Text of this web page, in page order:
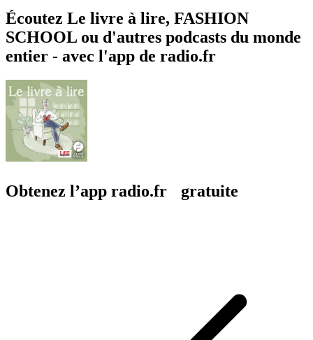
Écoutez Le livre à lire, FASHION
SCHOOL ou d'autres podcasts du monde
entier - avec l'app de radio.fr
Obtenez l’app radio.fr gratuite